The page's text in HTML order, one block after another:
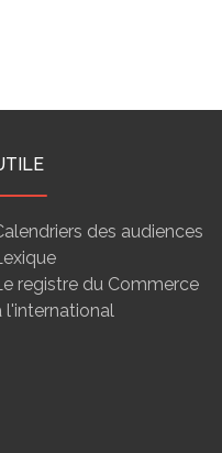
des audiences
registre du Commerce
l'international